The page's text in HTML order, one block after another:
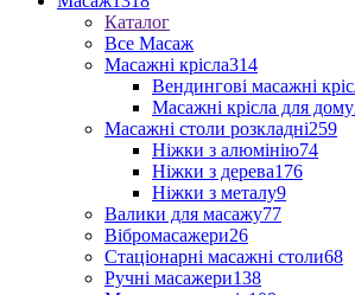
Каталог
Все Масаж
Масажні крісла314
Вендингові масажні
Масажні крісла для дому
Масажні столи розкладні259
Ніжки з алюмінію74
Ніжки з дерева176
Ніжки з металу9
Валики для масажу77
Вібромасажери26
Стаціонарні масажні столи68
Ручні масажери138